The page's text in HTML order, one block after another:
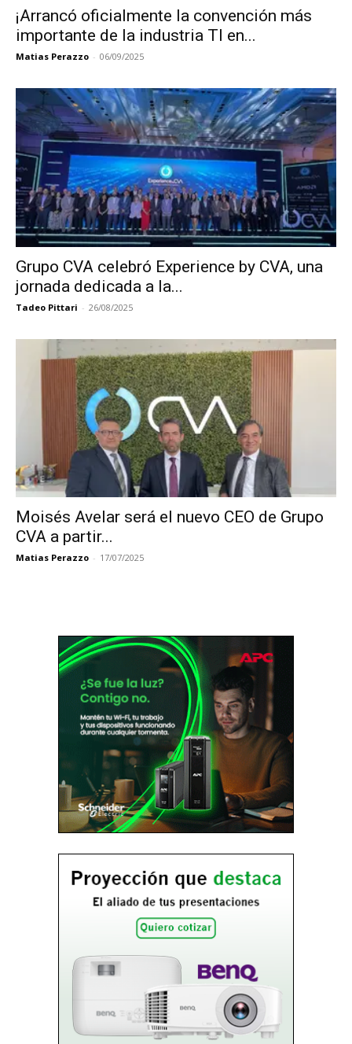
¡Arrancó oficialmente la convención más
importante de la industria TI en...
Matias Perazzo - 06/09/2025
Grupo CVA celebró Experience by CVA, una
jornada dedicada a la...
Tadeo Pittari - 26/08/2025
Moisés Avelar será el nuevo CEO de Grupo
CVA a partir...
Matias Perazzo - 17/07/2025